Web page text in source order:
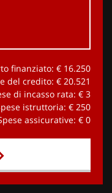
finanziato: € 16.250
del credito: € 20.521
di incasso rata: € 3
istruttoria: € 250
assicurative: € 0